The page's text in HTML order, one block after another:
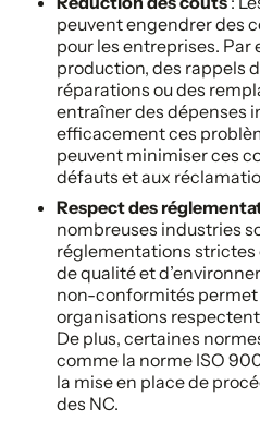
peuvent engendrer des
pour les entreprises. Par
production, des rappels
réparations ou des
entraîner des dépenses
efficacement ces
peuvent minimiser ces
défauts et aux
Respect des
nombreuses industries
réglementations strictes
de qualité et
non-conformités permet
organisations
De plus, certaines
comme la norme ISO
la mise en place de
des NC.